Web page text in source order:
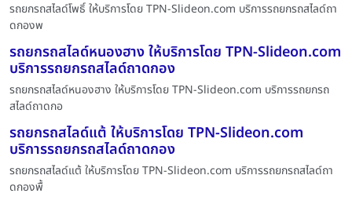
รถยกรถสไลด์โพธิ์ ให้บริการโดย TPN-Slideon.com บริการรถยกรถสไลด์ถา
ดกองพ
รถยกรถสไลด์หนองฮาง ให้บริการโดย TPN-Slideon.com
บริการรถยกรถสไลด์ถาดกอง
รถยกรถสไลด์หนองฮาง ให้บริการโดย TPN-Slideon.com บริการรถยกรถ
สไลด์ถาดกอ
รถยกรถสไลด์แต้ ให้บริการโดย TPN-Slideon.com
บริการรถยกรถสไลด์ถาดกอง
รถยกรถสไลด์แต้ ให้บริการโดย TPN-Slideon.com บริการรถยกรถสไลด์ถา
ดกองพื้